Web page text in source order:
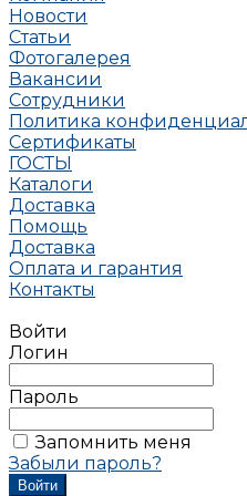
Новости
Статьи
Фотогалерея
Вакансии
Сотрудники
Политика
Сертификаты
ГОСТЫ
Каталоги
Доставка
Помощь
Доставка
Оплата и гарантия
Контакты
Войти
Логин
Пароль
Запомнить меня
Забыли пароль?